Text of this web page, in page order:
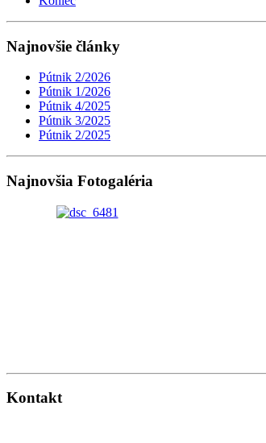
Najnovšie články
Pútnik 2/2026
Pútnik 1/2026
Pútnik 4/2025
Pútnik 3/2025
Pútnik 2/2025
Najnovšia Fotogaléria
Kontakt